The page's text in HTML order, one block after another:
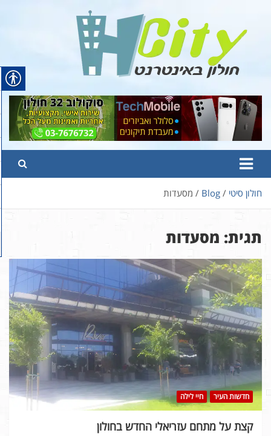
content
Hcity – חולון באינטרנט
פורטל החדשות והמידע של חולון
חולון סיטי Blog מסעדות
תגית: מסעדות
חדשות העיר חיי לילה
קצת על מתחם עזריאלי החדש בחולון